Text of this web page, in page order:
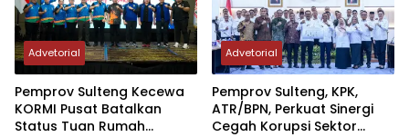
Advetorial
Pemprov Sulteng Kecewa
KORMI Pusat Batalkan
Status Tuan Rumah
Advetorial
Pemprov Sulteng, KPK,
ATR/BPN, Perkuat Sinergi
Cegah Korupsi Sektor